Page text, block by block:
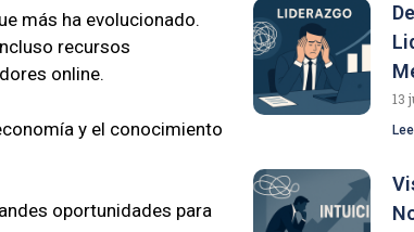
más ha evolucionado.
recursos
online.
y el conocimiento
oportunidades para
13